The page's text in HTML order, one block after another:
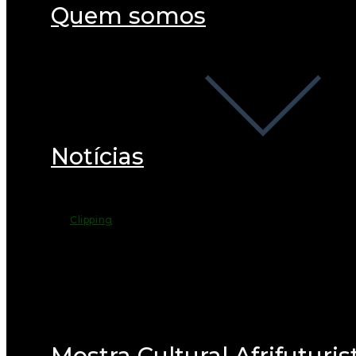
Quem somos
Notícias
Clipping